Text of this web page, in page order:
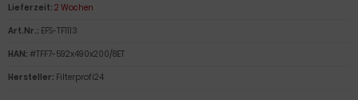
Lieferzeit: 2 Wochen
Art.Nr.: EFS-TF1113
HAN: #TFF7-592x490x200/8ET
Hersteller: Filterprofi24